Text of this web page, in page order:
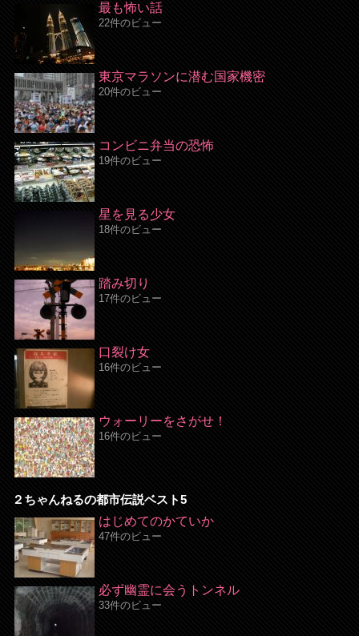
最も怖い話
22件のビュー
東京マラソンに潜む国家機密
20件のビュー
コンビニ弁当の恐怖
19件のビュー
星を見る少女
18件のビュー
踏み切り
17件のビュー
口裂け女
16件のビュー
ウォーリーをさがせ！
16件のビュー
２ちゃんねるの都市伝説ベスト5
はじめてのかていか
47件のビュー
必ず幽霊に会うトンネル
33件のビュー